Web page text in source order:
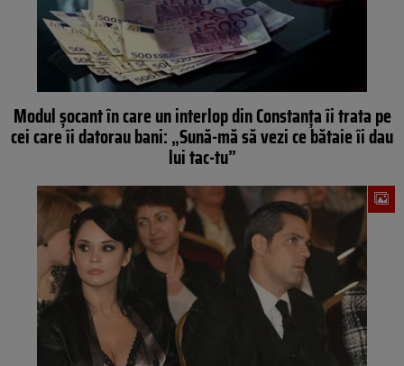
Modul șocant în care un interlop din Constanța îi trata pe
cei care îi datorau bani: „Sună-mă să vezi ce bătaie îi dau
lui tac-tu”